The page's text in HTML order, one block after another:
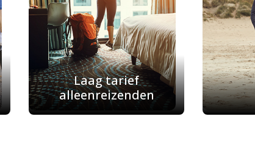
Laag tarief
alleenreizenden